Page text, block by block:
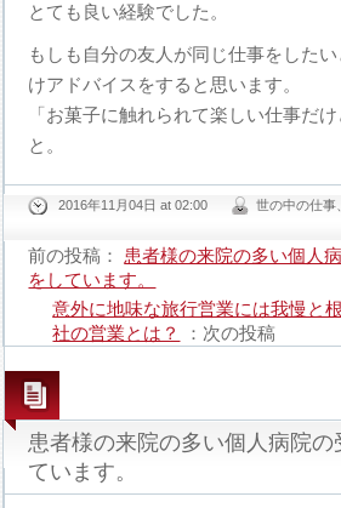
とても良い経験でした。
もしも自分の友人が同じ仕事をした
けアドバイスをすると思います。
「お菓子に触れられて楽しい仕事だけ
と。
2016年11月04日 at 02:00 世の中の仕事
前の投稿： 患者様の来院の多い個人
をしています。
意外に地味な旅行営業には我慢と
社の営業とは？
：次の投稿
患者様の来院の多い個人病院の
ています。